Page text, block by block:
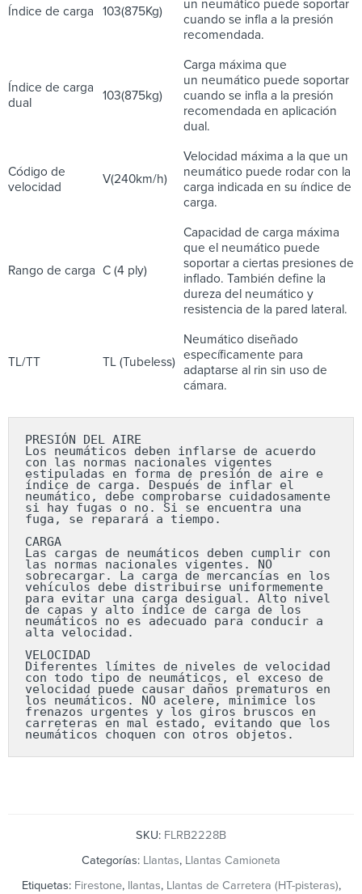
Índice de carga 103(875Kg)
un neumático puede soportar
cuando se infla a la presión
recomendada.
Índice de carga
dual
103(875kg)
Carga máxima que
un neumático puede soportar
cuando se infla a la presión
recomendada en aplicación
dual.
Código de
velocidad
V(240km/h)
Velocidad máxima a la que un
neumático puede rodar con la
carga indicada en su índice de
carga.
Rango de carga C (4 ply)
Capacidad de carga máxima
que el neumático puede
soportar a ciertas presiones de
inflado. También define la
dureza del neumático y
resistencia de la pared lateral.
TL/TT TL (Tubeless)
Neumático diseñado
específicamente para
adaptarse al rin sin uso de
cámara.
PRESIÓN DEL AIRE
Los neumáticos deben inflarse de acuerdo
con las normas nacionales vigentes
estipuladas en forma de presión de aire e
índice de carga. Después de inflar el
neumático, debe comprobarse cuidadosamente
si hay fugas o no. Si se encuentra una
fuga, se reparará a tiempo.
CARGA
Las cargas de neumáticos deben cumplir con
las normas nacionales vigentes. NO
sobrecargar. La carga de mercancías en los
vehículos debe distribuirse uniformemente
para evitar una carga desigual. Alto nivel
de capas y alto índice de carga de los
neumáticos no es adecuado para conducir a
alta velocidad.
VELOCIDAD
Diferentes límites de niveles de velocidad
con todo tipo de neumáticos, el exceso de
velocidad puede causar daños prematuros en
los neumáticos. NO acelere, minimice los
frenazos urgentes y los giros bruscos en
carreteras en mal estado, evitando que los
neumáticos choquen con otros objetos.
SKU: FLRB2228B
Categorías: Llantas, Llantas Camioneta
Etiquetas: Firestone, llantas, Llantas de Carretera (HT-pisteras),